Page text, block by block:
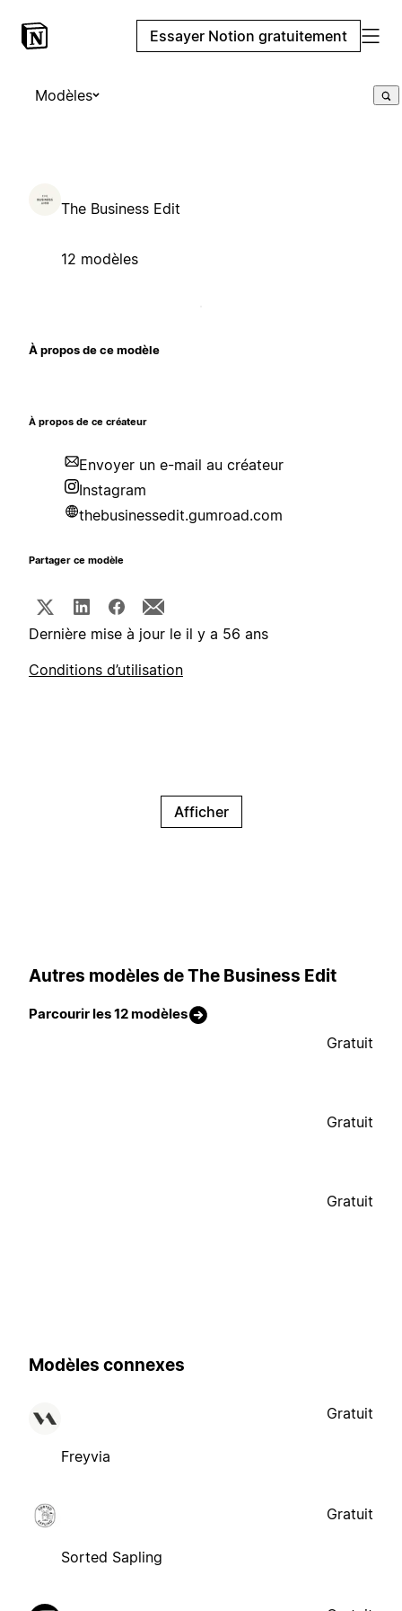
Essayer Notion gratuitement
Modèles
The Business Edit
12 modèles
À propos de ce modèle
À propos de ce créateur
Envoyer un e-mail au créateur
Instagram
thebusinessedit.gumroad.com
Partager ce modèle
Dernière mise à jour le il y a 56 ans
Conditions d’utilisation
Afficher
Autres modèles de The Business Edit
Parcourir les 12 modèles
Gratuit
Gratuit
Gratuit
Modèles connexes
Freyvia
Gratuit
Sorted Sapling
Gratuit